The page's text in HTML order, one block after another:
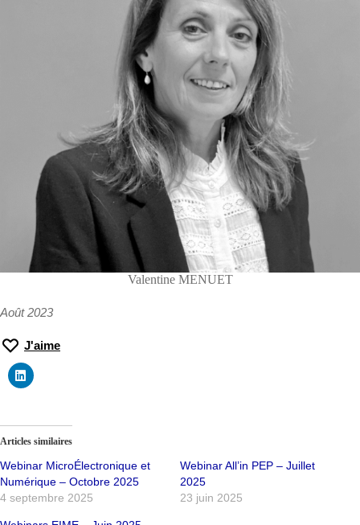
Valentine MENUET
Août 2023
J'aime
Articles similaires
Webinar MicroÉlectronique et
Numérique – Octobre 2025
4 septembre 2025
Webinar All’in PEP – Juillet
2025
23 juin 2025